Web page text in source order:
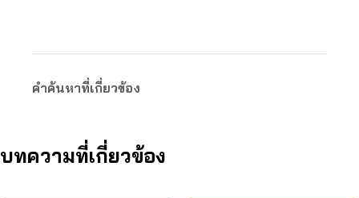
คำค้นหาที่เกี่ยวข้อง
บทความที่เกี่ยวข้อง